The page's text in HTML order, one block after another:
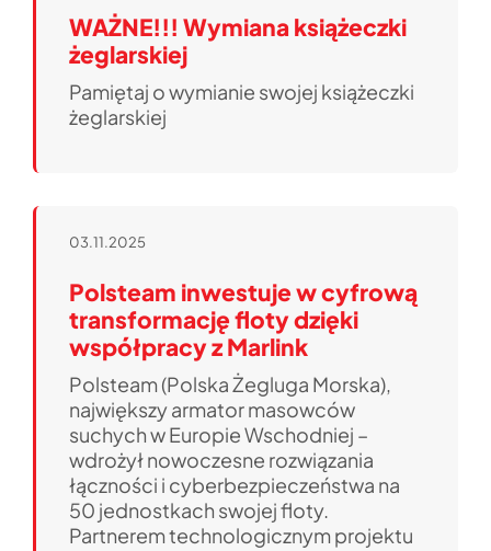
WAŻNE!!! Wymiana książeczki
żeglarskiej
Pamiętaj o wymianie swojej książeczki
żeglarskiej
03.11.2025
Polsteam inwestuje w cyfrową
transformację floty dzięki
współpracy z Marlink
Polsteam (Polska Żegluga Morska),
największy armator masowców
suchych w Europie Wschodniej –
wdrożył nowoczesne rozwiązania
łączności i cyberbezpieczeństwa na
50 jednostkach swojej floty.
Partnerem technologicznym projektu